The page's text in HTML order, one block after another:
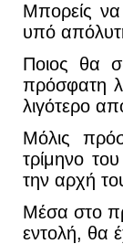
Μπορείς
υπό
Ποιος θα
πρόσφατη
λιγότερο
Μόλις
τρίμηνο
την αρχή
Μέσα στο
εντολή, θα